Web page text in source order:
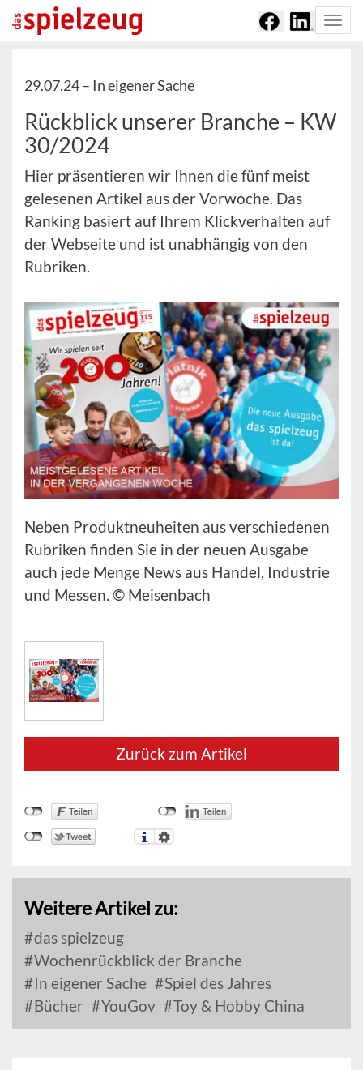
29.07.24 – In eigener Sache
Rückblick unserer Branche – KW
30/2024
Hier präsentieren wir Ihnen die fünf meist
gelesenen Artikel aus der Vorwoche. Das
Ranking basiert auf Ihrem Klickverhalten auf
der Webseite und ist unabhängig von den
Rubriken.
Neben Produktneuheiten aus verschiedenen
Rubriken finden Sie in der neuen Ausgabe
auch jede Menge News aus Handel, Industrie
und Messen. © Meisenbach
Zurück zum Artikel
Weitere Artikel zu:
das spielzeug
Wochenrückblick der Branche
In eigener Sache
Spiel des Jahres
Bücher
YouGov Toy & Hobby China